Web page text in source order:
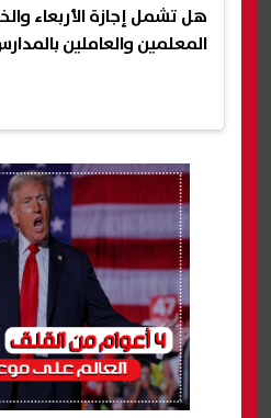
هل تشمل إجازة الأربعاء
المعلمين والعاملين